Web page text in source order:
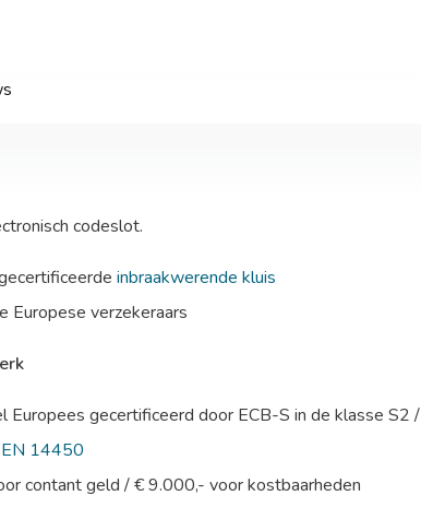
codeslot.
inbraakwerende kluis
Europese verzekeraars
Europees gecertificeerd door ECB-S in de klasse S2 /
EN 14450
contant geld / € 9.000,- voor kostbaarheden